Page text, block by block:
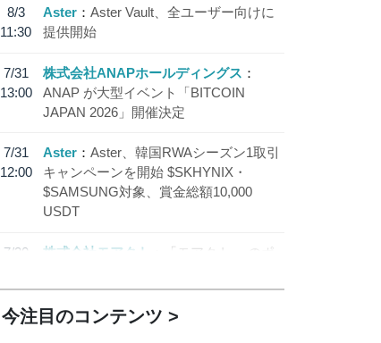
8/3
11:30
Aster
Aster Vault、全ユーザー向けに
提供開始
7/31
13:00
株式会社ANAPホールディングス
ANAP が大型イベント「BITCOIN
JAPAN 2026」開催決定
7/31
12:00
Aster
Aster、韓国RWAシーズン1取引
キャンペーンを開始 $SKHYNIX・
$SAMSUNG対象、賞金総額10,000
USDT
7/30
株式会社モアクト
「モアクト」 のポ
「 JPYC」を追加
今注目のコンテンツ